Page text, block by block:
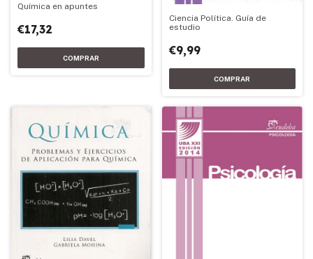
Química en apuntes
€17,32
Ciencia Política. Guía de
estudio
€9,99